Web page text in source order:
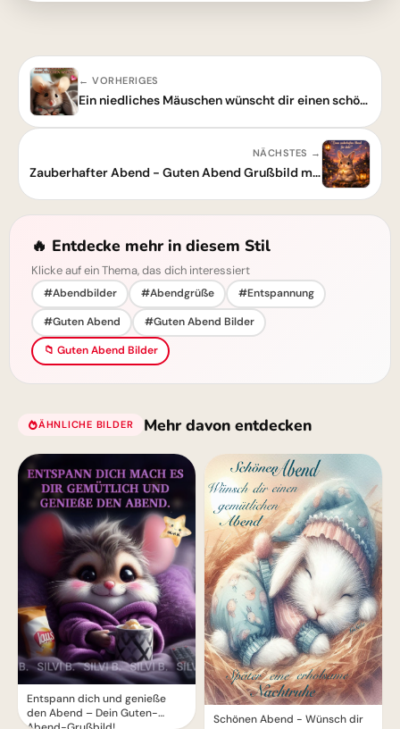
← VORHERIGES
Ein niedliches Mäuschen wünscht dir einen schönen Abend
NÄCHSTES →
Zauberhafter Abend - Guten Abend Grußbild mit süßem Häschen
🔥 Entdecke mehr in diesem Stil
Klicke auf ein Thema, das dich interessiert
#Abendbilder #Abendgrüße
#Entspannung
#Guten Abend
#Guten Abend Bilder
📁 Guten Abend Bilder
ÄHNLICHE BILDER Mehr davon entdecken
Entspann dich und genieße
den Abend – Dein Guten-
Schönen Abend - Wünsch dir